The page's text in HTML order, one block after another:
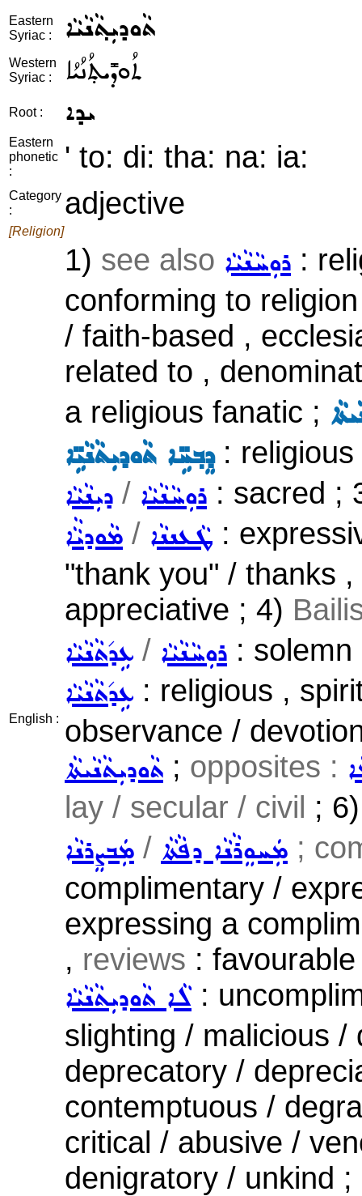
Eastern
Syriac :
ܬܵܘܕܝܼܬ݂ܵܢܵܝܵܐ
Western
Syriac :
ܬܳܘܕܺܝܬ݂ܳܢܳܝܳܐ
Root : ܝܕܐ
Eastern
phonetic
:
' to: di: tha: na: ia:
Category
:
adjective
[Religion]
English :
1) see also ܪܘܼܚܵܢܵܝܵܐ :
conforming to
/ faith-based ,
related to ,
a religious fanatic ;
ܕܸܒ݂ܚܹ̈ܐ ܬܵܘܕܝܼܬܵܢܵܝܹ̈ܐ:
ܕܝܼܢܵܝܵܐ / ܪܘܼܚܵܢܵܝܵܐ : sacred ;
ܡܵܘܕܝܵܵܐ / ܛܵܥܢܢܵܐ :
"thank you" / thanks
appreciative ; 4)
ܥܹܕ݇ܬܵܢܵܝܵܐ / ܪܘܼܚܵܢܵܝܵܐ :
ܥܹܕ݇ܬܵܢܵܝܵܐ : religious ,
observance /
ܬܵܘܕܝܼܬܵܢܵܝܬܵܐ ; opposites :
lay / secular / civil ;
ܡܲܒܨܸܪܢܵܐ / ܡܲܚܘܸܪܵܢܵܐ ܕܦܵܬܵܐ ;
complimentary /
expressing a
, reviews :
ܠܵܐ ܬܵܘܕܝܼܬܵܢܵܝܵܐ:
slighting / malicious /
deprecatory /
contemptuous /
critical / abusive /
denigratory / unkind ;